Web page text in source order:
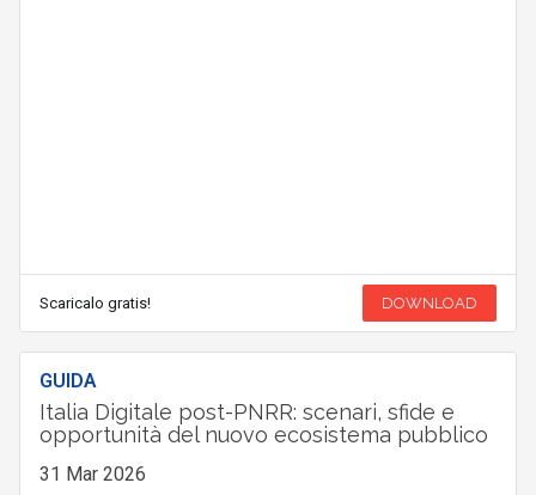
Scaricalo gratis! DOWNLOAD
GUIDA
Italia Digitale post-PNRR: scenari, sfide e
opportunità del nuovo ecosistema pubblico
31 Mar 2026